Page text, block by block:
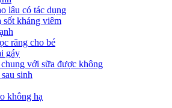
lâu có tác dụng
sốt kháng viêm
răng cho bé
gáy
với sữa được không
sinh
không hạ